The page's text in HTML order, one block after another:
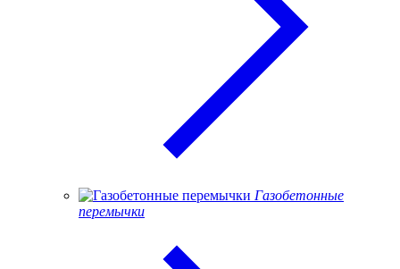
Газобетонные
перемычки